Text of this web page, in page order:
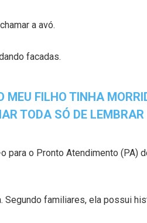
a avó.
facadas.
MEU FILHO TINHA
TODA SÓ DE
para o Pronto Atendimento
familiares, ela possui